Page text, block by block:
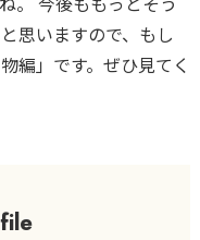
思いますので、もし
編」です。ぜひ見てく